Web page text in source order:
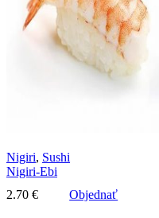
Nigiri, Sushi
Nigiri-Ebi
2.70 € Objednať